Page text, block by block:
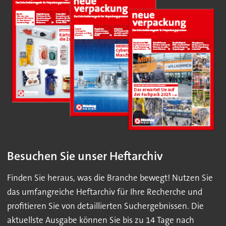
Besuchen Sie unser Heftarchiv
Finden Sie heraus, was die Branche bewegt! Nutzen Sie
das umfangreiche Heftarchiv für Ihre Recherche und
profitieren Sie von detaillierten Suchergebnissen. Die
aktuellste Ausgabe können Sie bis zu 14 Tage nach